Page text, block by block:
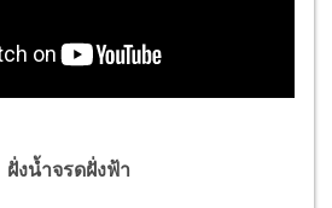
ฝั่งน้ำจรดฝั่งฟ้า